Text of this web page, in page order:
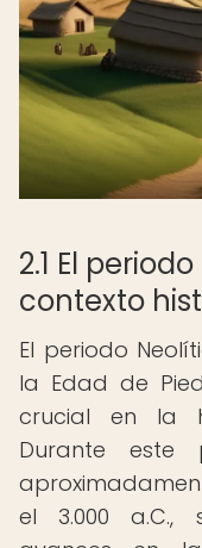
2.1 El
contexto
El periodo
la Edad de
crucial en la
Durante este
el 3.000 a.C.,